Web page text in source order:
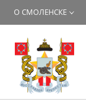
О СМОЛЕНСКЕ